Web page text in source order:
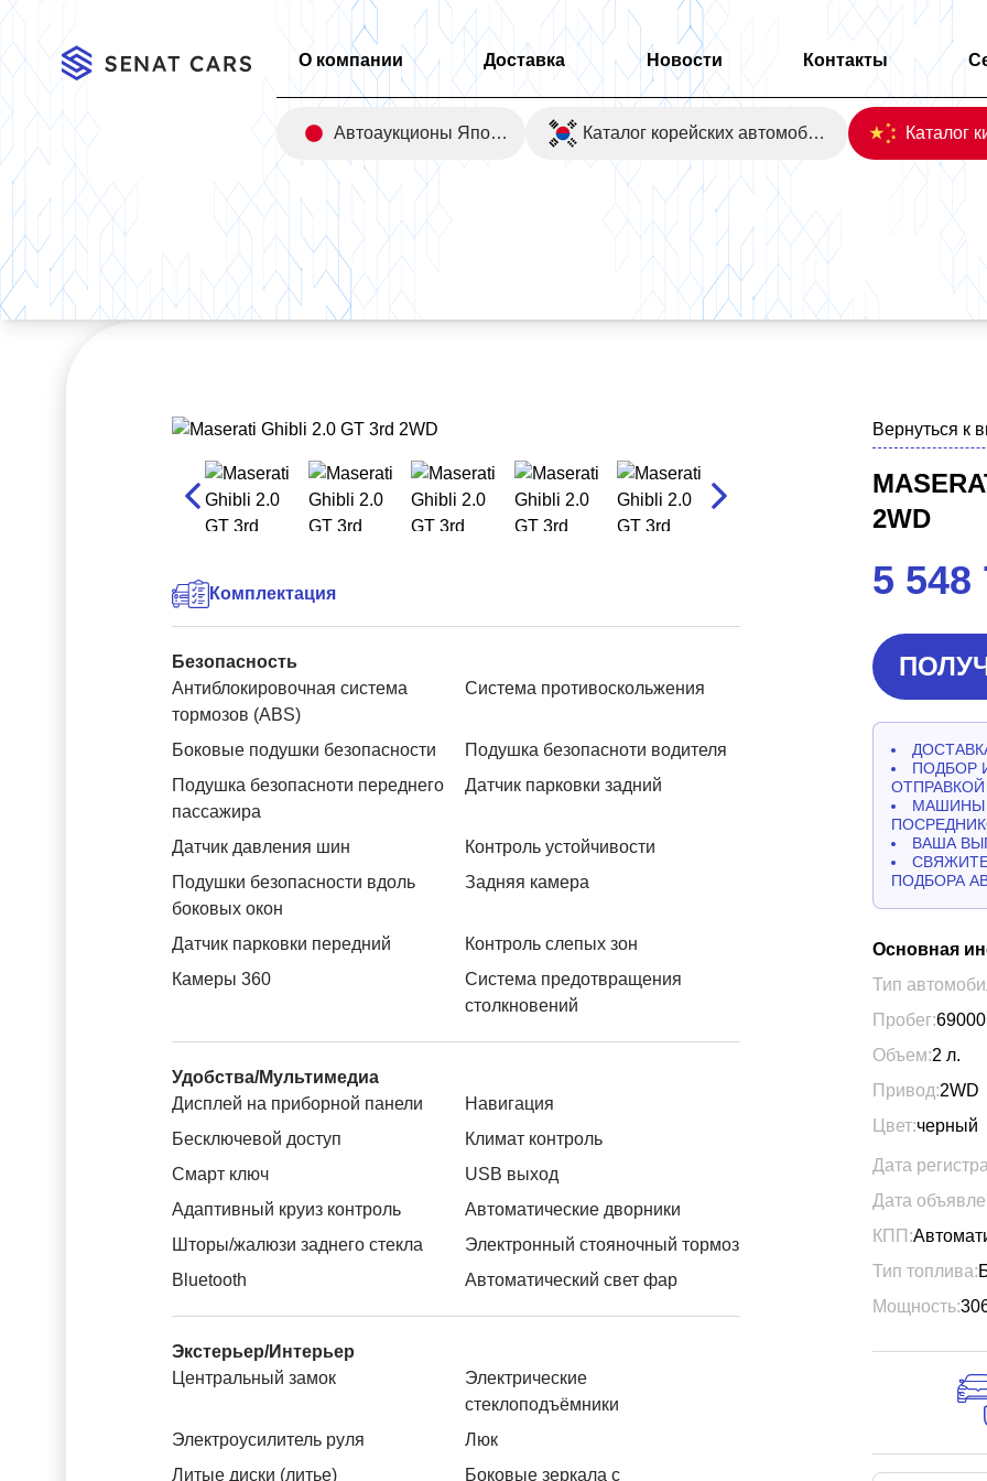
О компании Доставка Новости Контакты
Автоаукционы Японии Каталог корейских автомобилей
Главная/Каталог Maserati Ghibli 2.0 GT 3rd 2WD
Комплектация
Безопасность
Антиблокировочная система
тормозов (ABS)
Система противоскольжения
Боковые подушки безопасности
Подушка безопасноти водителя
Подушка безопасноти переднего
пассажира
Датчик парковки задний
Датчик давления шин
Контроль устойчивости
Подушки безопасности вдоль
боковых окон
Задняя камера
Датчик парковки передний
Контроль слепых зон
Камеры 360
Система предотвращения
столкновений
Удобства/Мультимедиа
Дисплей на приборной панели
Навигация
Бесключевой доступ
Климат контроль
Смарт ключ
USB выход
Адаптивный круиз контроль
Автоматические дворники
Шторы/жалюзи заднего стекла
Электронный стояночный тормоз
Bluetooth
Автоматический свет фар
Экстерьер/Интерьер
Центральный замок
Электрические
стеклоподъёмники
Электроусилитель руля
Люк
Литые диски (литье)
Боковые зеркала с
Вернуться к
2WD
5 548
ПОДБОР
ОТПРАВКОЙ
МАШИНЫ
ВАША
ПОДБОРА
Основная
Тип
Пробег:69000
Объем:2 л.
Привод:2WD
Цвет:черный
Дата
Дата
КПП:
Тип топлива:
Мощность: